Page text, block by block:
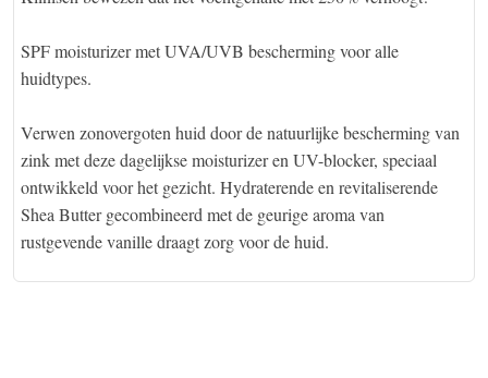
SPF moisturizer met UVA/UVB bescherming voor alle
huidtypes.
Verwen zonovergoten huid door de natuurlijke bescherming van
zink met deze dagelijkse moisturizer en UV-blocker, speciaal
ontwikkeld voor het gezicht. Hydraterende en revitaliserende
Shea Butter gecombineerd met de geurige aroma van
rustgevende vanille draagt zorg voor de huid.